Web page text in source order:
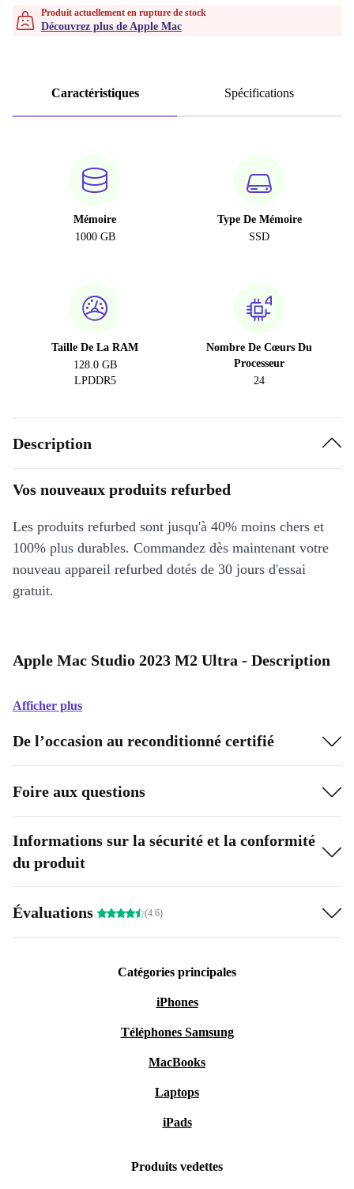
Produit actuellement en rupture de stock
Découvrez plus de Apple Mac
Caractéristiques Spécifications
Mémoire
1000 GB
Type De Mémoire
SSD
Taille De La RAM
128.0 GB
LPDDR5
Nombre De Cœurs Du
Processeur
24
Description
Vos nouveaux produits refurbed
Les produits refurbed sont jusqu'à 40% moins chers et
100% plus durables. Commandez dès maintenant votre
nouveau appareil refurbed dotés de 30 jours d'essai
gratuit.
Apple Mac Studio 2023 M2 Ultra - Description
Afficher plus
De l’occasion au reconditionné certifié
Foire aux questions
Informations sur la sécurité et la conformité
du produit
Évaluations (4.6)
Catégories principales
iPhones
Téléphones Samsung
MacBooks
Laptops
iPads
Produits vedettes